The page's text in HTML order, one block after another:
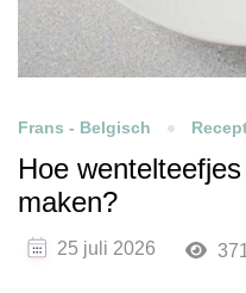
Frans - Belgisch
Hoe
maken?
25 juli 2026